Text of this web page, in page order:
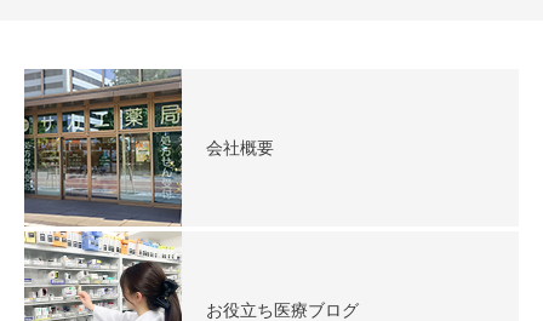
会社概要
お役立ち医療ブログ